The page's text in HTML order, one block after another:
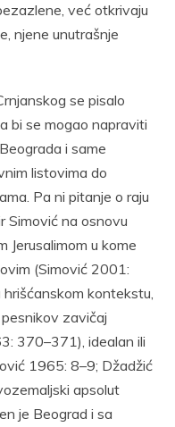
već otkrivaju
njene unutrašnje
se pisalo
bi se mogao napraviti
i same
listovima do
Pa ni pitanje o raju
Simović na osnovu
Jerusalimom u kome
(Simović 2001:
kontekstu,
zavičaj
370–371), idealan ili
1965: 8–9; Džadžić
apsolut
je Beograd i sa